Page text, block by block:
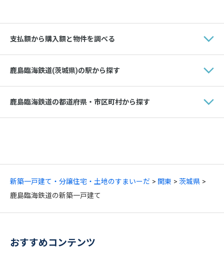
新築一戸建て・分譲住宅・土地のすまいーだ 関東
茨城県
鹿島臨海鉄道の新築一戸建て
支払額から購入額と物件を調べる
鹿島臨海鉄道(茨城県)の駅から探す
鹿島臨海鉄道の都道府県・市区町村から探す
おすすめコンテンツ